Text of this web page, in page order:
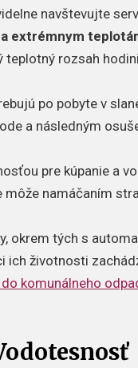
navštevujte
extrémnym
teplotný rozsah
po pobyte v
a následným
pre kúpanie a
môže namáčaním
okrem tých s
ich životnosti
komunálneho